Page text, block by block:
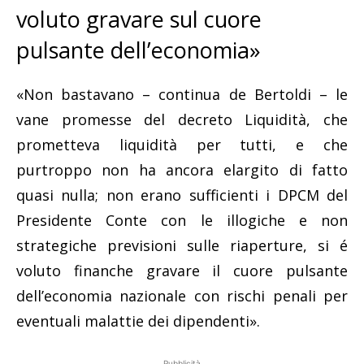
voluto gravare sul cuore
pulsante dell’economia»
«Non bastavano – continua de Bertoldi – le
vane promesse del decreto Liquidità, che
prometteva liquidità per tutti, e che
purtroppo non ha ancora elargito di fatto
quasi nulla; non erano sufficienti i DPCM del
Presidente Conte con le illogiche e non
strategiche previsioni sulle riaperture, si é
voluto finanche gravare il cuore pulsante
dell’economia nazionale con rischi penali per
eventuali malattie dei dipendenti».